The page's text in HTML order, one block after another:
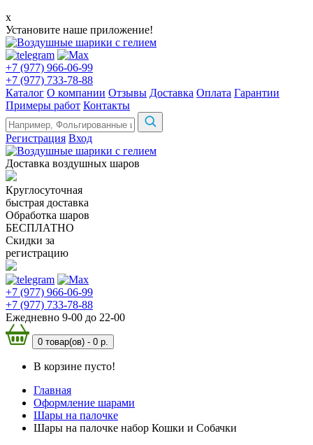
x
Установите наше приложение!
+7 (977) 966-06-99
+7 (977) 733-78-88
Каталог О компании Отзывы Доставка Оплата Гарантии
Примеры работ Контакты
Регистрация Вход
Доставка воздушных шаров
Круглосуточная
быстрая доставка
Обработка шаров
БЕСПЛАТНО
Скидки за
регистрацию
+7 (977) 966-06-99
+7 (977) 733-78-88
Ежедневно 9-00 до 22-00
0 товар(ов) - 0 р.
В корзине пусто!
Главная
Оформление шарами
Шары на палочке
Шары на палочке набор Кошки и Собачки